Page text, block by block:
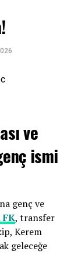
tebrik
gitmemiz
Teknik
sezona
amaçlıyor.
ve
ismi
genç ve
, transfer
Kerem
geleceğe